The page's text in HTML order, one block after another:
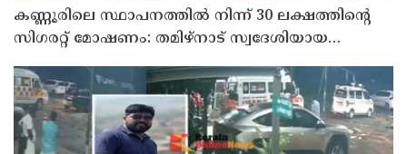
കണ്ണൂരിലെ സ്ഥാപനത്തിൽ നിന്ന് 30 ലക്ഷത്തിന്റെ
സിഗരറ്റ് മോഷണം: തമിഴ്‌നാട് സ്വദേശിയായ